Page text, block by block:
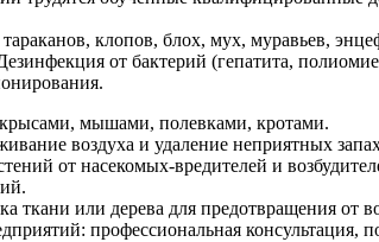
клопов, блох, мух, муравьев,
от бактерий (гепатита,
крысами, мышами, полевками, кротами.
воздуха и удаление неприятных
от насекомых-вредителей и
ткани или дерева для предотвращения от
профессиональная